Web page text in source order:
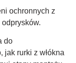
ochronnych z
do
jak rurki z włókna